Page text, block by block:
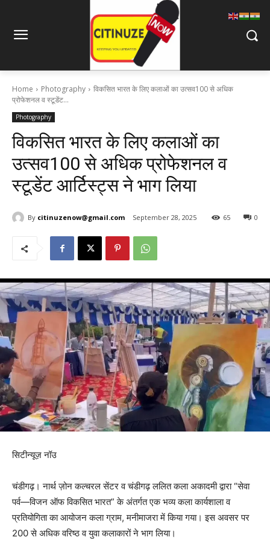
Home Photography
विकसित भारत के लिए कलाओं का उत्सव100 से अधिक
प्रोफेशनल व स्टूडेंट...
Photography
विकसित भारत के लिए कलाओं का
उत्सव100 से अधिक प्रोफेशनल व
स्टूडेंट आर्टिस्ट्स ने भाग लिया
By citinuzenow@gmail.com September 28, 2025 0
65
सिटीन्यूज़ नॉउ
चंडीगढ़। नार्थ ज़ोन कल्चरल सेंटर व चंडीगढ़ ललित कला अकादमी द्वारा “सेवा
पर्व—विजन ऑफ विकसित भारत” के अंतर्गत एक भव्य कला कार्यशाला व
प्रतियोगिता का आयोजन कला ग्राम, मनीमाजरा में किया गया। इस अवसर पर
200 से अधिक वरिष्ठ व युवा कलाकारों ने भाग लिया।